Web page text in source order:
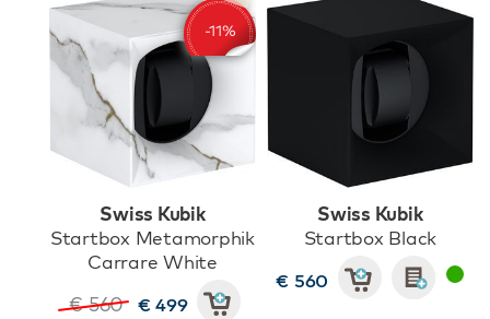
Swiss Kubik
Startbox Metamorphik
Carrare White
€ 560 € 499
Swiss Kubik
Startbox Black
€ 560